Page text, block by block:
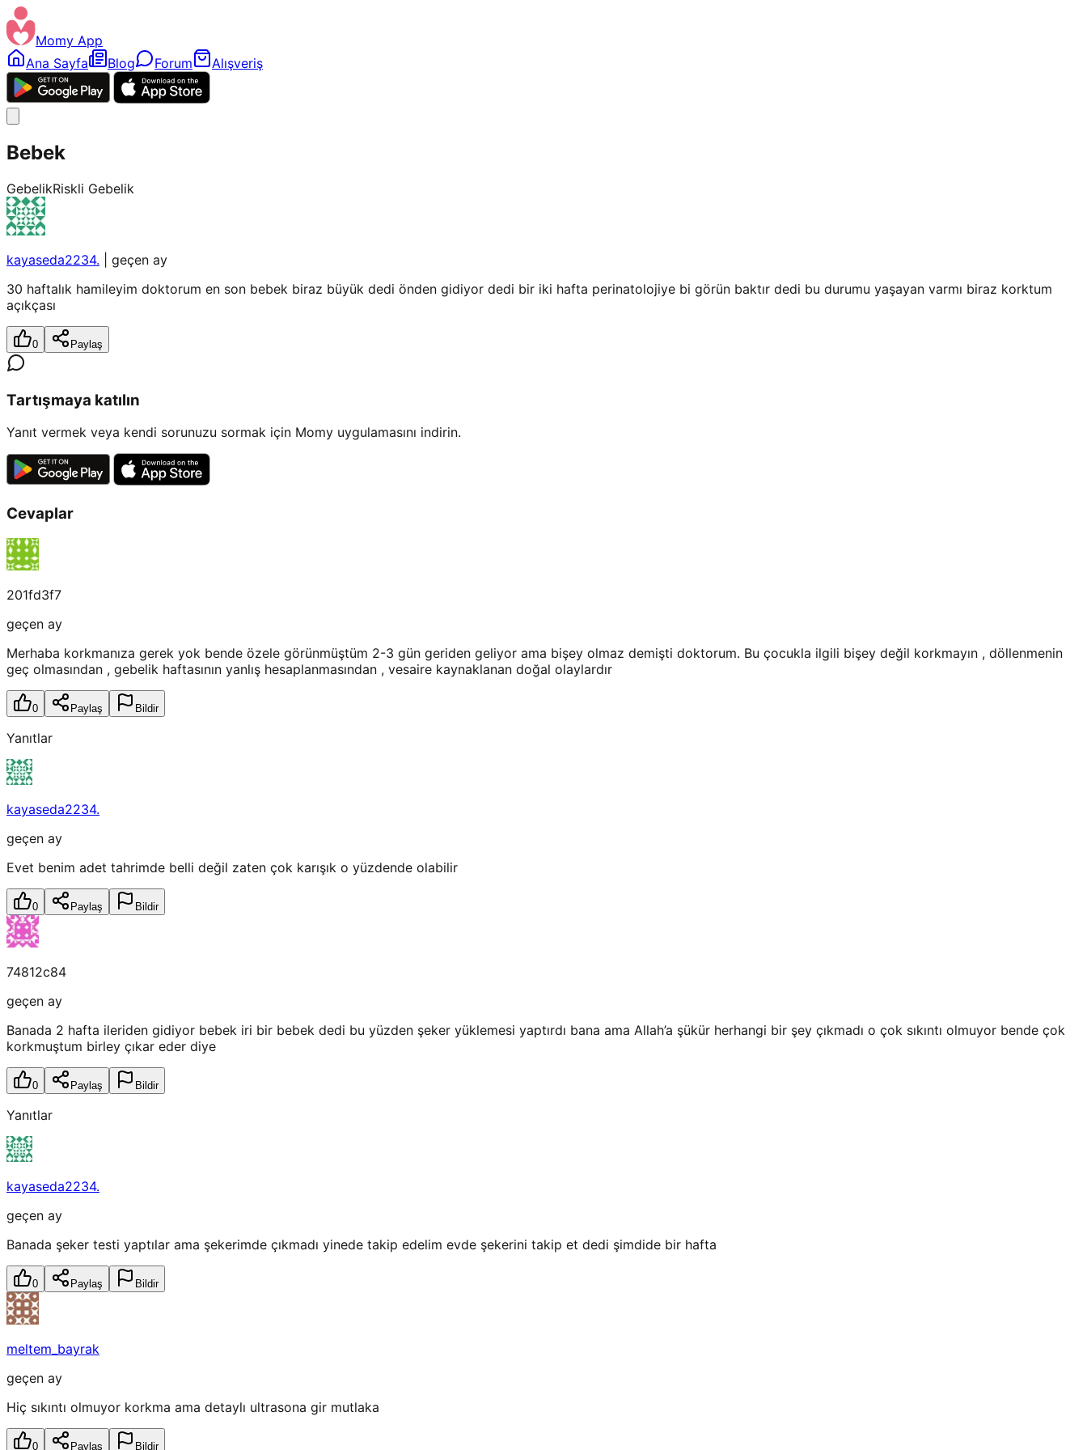
Momy App
Ana Sayfa
Blog Forum Alışveriş
Bebek
GebelikRiskli Gebelik
kayaseda2234.
geçen ay
30 haftalık hamileyim doktorum en son bebek biraz büyük dedi önden gidiyor dedi bir iki hafta perinatolojiye bi görün baktır dedi bu durumu yaşayan varmı biraz korktum
açıkçası
0 Paylaş
Tartışmaya katılın
Yanıt vermek veya kendi sorunuzu sormak için Momy uygulamasını indirin.
Cevaplar
201fd3f7
geçen ay
Merhaba korkmanıza gerek yok bende özele görünmüştüm 2-3 gün geriden geliyor ama bişey olmaz demişti doktorum. Bu çocukla ilgili bişey değil korkmayın , döllenmenin
geç olmasından , gebelik haftasının yanlış hesaplanmasından , vesaire kaynaklanan doğal olaylardır
0 Paylaş Bildir
Yanıtlar
kayaseda2234.
geçen ay
Evet benim adet tahrimde belli değil zaten çok karışık o yüzdende olabilir
0 Paylaş Bildir
74812c84
geçen ay
Banada 2 hafta ileriden gidiyor bebek iri bir bebek dedi bu yüzden şeker yüklemesi yaptırdı bana ama Allah’a şükür herhangi bir şey çıkmadı o çok sıkıntı olmuyor bende çok
korkmuştum birley çıkar eder diye
0 Paylaş Bildir
Yanıtlar
kayaseda2234.
geçen ay
Banada şeker testi yaptılar ama şekerimde çıkmadı yinede takip edelim evde şekerini takip et dedi şimdide bir hafta
0 Paylaş Bildir
meltem_bayrak
geçen ay
Hiç sıkıntı olmuyor korkma ama detaylı ultrasona gir mutlaka
0 Paylaş Bildir